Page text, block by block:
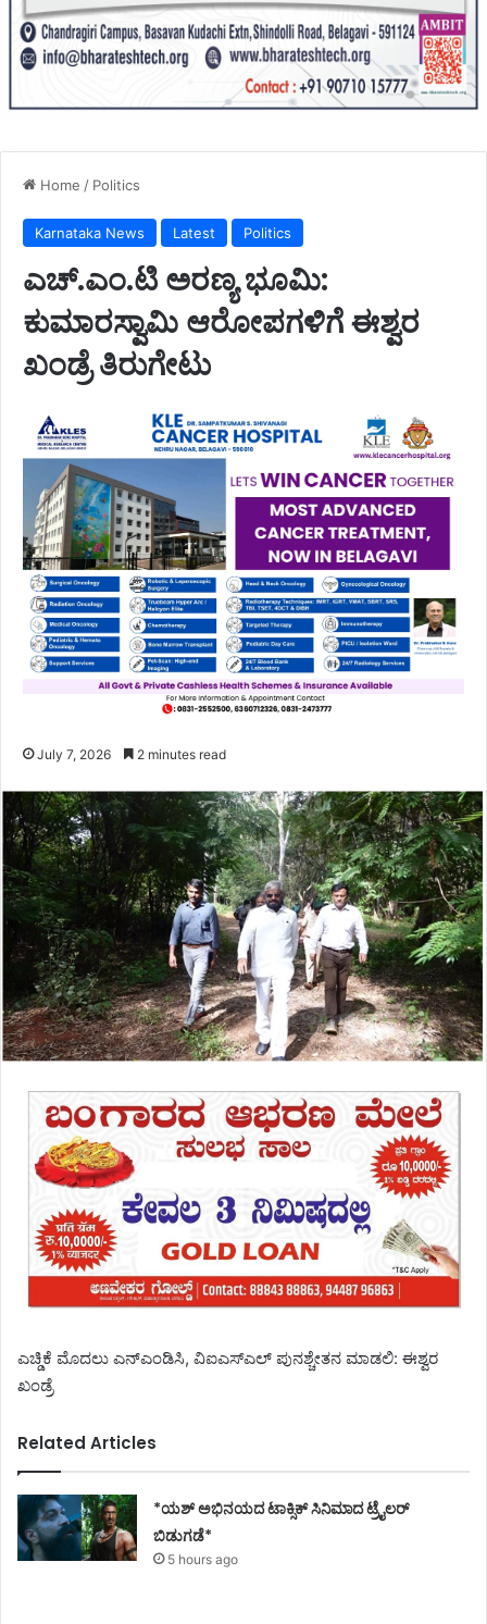
Home / Politics
Karnataka News Latest Politics
ಎಚ್.ಎಂ.ಟಿ ಅರಣ್ಯ ಭೂಮಿ:
ಕುಮಾರಸ್ವಾಮಿ ಆರೋಪಗಳಿಗೆ ಈಶ್ವರ
ಖಂಡ್ರೆ ತಿರುಗೇಟು
July 7, 2026 2 minutes read
ಎಚ್ಡಿಕೆ ಮೊದಲು ಎನ್ಎಂಡಿಸಿ, ವಿಐಎಸ್ಎಲ್ ಪುನಶ್ಚೇತನ ಮಾಡಲಿ: ಈಶ್ವರ
ಖಂಡ್ರೆ
Related Articles
*ಯಶ್ ಅಭಿನಯದ ಟಾಕ್ಸಿಕ್ ಸಿನಿಮಾದ ಟ್ರೈಲರ್
ಬಿಡುಗಡೆ*
5 hours ago